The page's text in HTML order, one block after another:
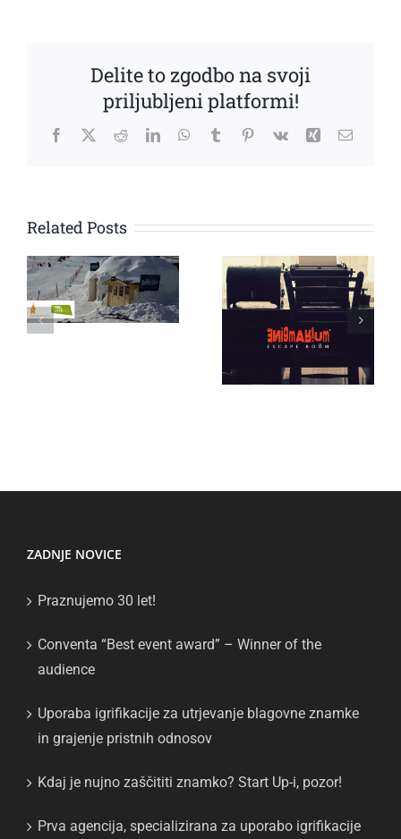
Delite to zgodbo na svoji
priljubljeni platformi!
Facebook
X RedditLinkedInWhatsApp
TumblrPinterest
Vk Xing Email
Related Posts
Prvi escape
room
Oglasna
akcija
Raiffeisen
Banka
ZADNJE NOVICE
Praznujemo 30 let!
Conventa “Best event award” – Winner of the
audience
Uporaba igrifikacije za utrjevanje blagovne znamke
in grajenje pristnih odnosov
Kdaj je nujno zaščititi znamko? Start Up-i, pozor!
Prva agencija, specializirana za uporabo igrifikacije